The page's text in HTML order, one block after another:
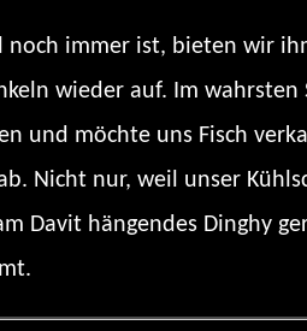
immer ist, bieten wir
wieder auf. Im
und möchte uns Fisch
Nicht nur, weil unser
Davit hängendes Dinghy